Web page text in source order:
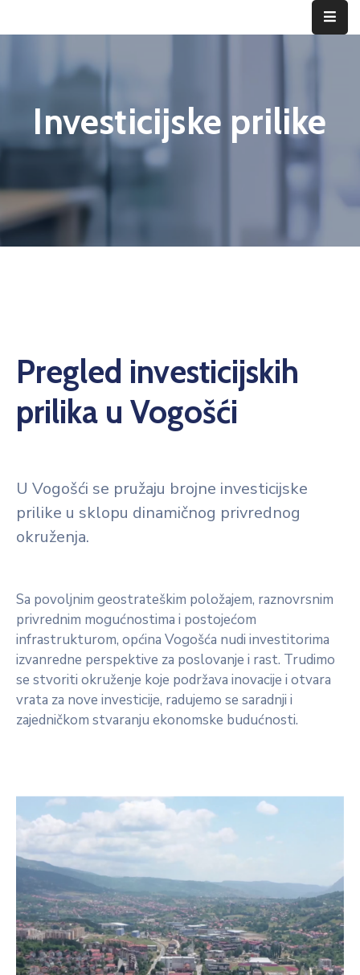
Privreda
Vogošća
Investiranje
Investicijske prilike
Home Investicijske prilike
Pregled investicijskih
prilika u Vogošći
U Vogošći se pružaju brojne investicijske
prilike u sklopu dinamičnog privrednog
okruženja.
Sa povoljnim geostrateškim položajem, raznovrsnim
privrednim mogućnostima i postojećom
infrastrukturom, općina Vogošća nudi investitorima
izvanredne perspektive za poslovanje i rast. Trudimo
se stvoriti okruženje koje podržava inovacije i otvara
vrata za nove investicije, radujemo se saradnji i
zajedničkom stvaranju ekonomske budućnosti.